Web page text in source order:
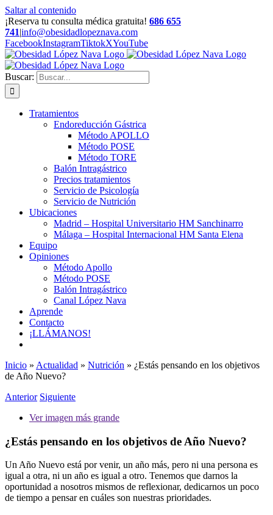
Saltar al contenido
¡Reserva tu consulta médica gratuita! 686 655
741|info@obesidadlopeznava.com
FacebookInstagramTiktokXYouTube
Buscar:
Tratamientos
Endoreducción Gástrica
Método APOLLO
Método POSE
Método TORE
Balón Intragástrico
Precios tratamientos
Servicio de Psicología
Servicio de Nutrición
Ubicaciones
Madrid – Hospital Universitario HM Sanchinarro
Málaga – Hospital Internacional HM Santa Elena
Equipo
Opiniones
Método Apollo
Método POSE
Balón Intragástrico
Canal López Nava
Aprende
Contacto
¡LLÁMANOS!
Inicio » Actualidad » Nutrición » ¿Estás pensando en los objetivos
de Año Nuevo?
Anterior Siguiente
Ver imagen más grande
¿Estás pensando en los objetivos de Año Nuevo?
Un Año Nuevo está por venir, un año más, pero ni una persona es
igual a otra, ni un año es igual a otro. Tenemos que darnos la
oportunidad a nosotros mismos de reflexionar, dedicarnos un poco
de tiempo a pensar en cuáles son nuestras prioridades.